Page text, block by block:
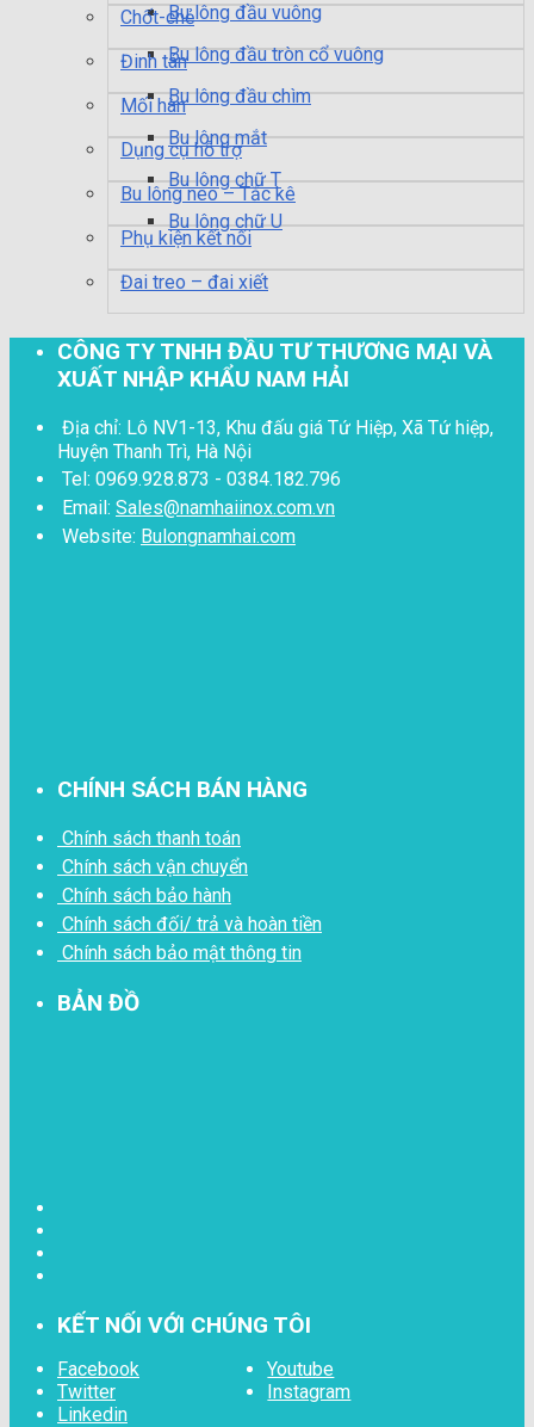
Bu lông đầu vuông
Bu lông đầu tròn cổ vuông
Bu lông đầu chìm
Bu lông mắt
Bu lông chữ T
Bu lông chữ U
Chốt-chẻ
Đinh tán
Mối hàn
Dụng cụ hỗ trợ
Bu lông neo – Tắc kê
Phụ kiện kết nối
Đai treo – đai xiết
CÔNG TY TNHH ĐẦU TƯ THƯƠNG MẠI VÀ
XUẤT NHẬP KHẨU NAM HẢI
Địa chỉ: Lô NV1-13, Khu đấu giá Tứ Hiệp, Xã Tứ hiệp,
Huyện Thanh Trì, Hà Nội
Tel: 0969.928.873 - 0384.182.796
Email: Sales@namhaiinox.com.vn
Website: Bulongnamhai.com
CHÍNH SÁCH BÁN HÀNG
Chính sách thanh toán
Chính sách vận chuyển
Chính sách bảo hành
Chính sách đối/ trả và hoàn tiền
Chính sách bảo mật thông tin
BẢN ĐỒ
KẾT NỐI VỚI CHÚNG TÔI
Facebook
Youtube
Twitter
Instagram
Linkedin